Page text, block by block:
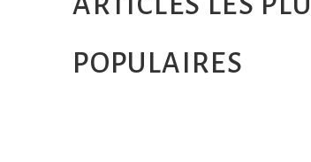
POPULAIRES